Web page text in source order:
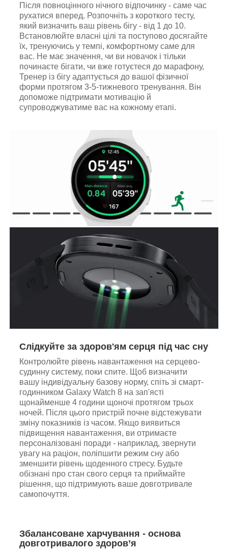
Після повноцінного нічного відпочинку - саме час
рухатися вперед. Розпочніть з короткого тесту,
який визначить ваш рівень бігу - від 1 до 10.
Встановлюйте власні цілі та поступово досягайте
їх, тренуючись у темпі, комфортному саме для
вас. Не має значення, чи ви новачок і тільки
починаєте бігати, чи вже готуєтеся до марафону,
Тренер із бігу адаптується до вашої фізичної
форми протягом 3-5-тижневого тренування. Він
допоможе підтримати мотивацію й
супроводжуватиме вас на кожному етапі.
Слідкуйте за здоров'ям серця під час сну
Контролюйте рівень навантаження на серцево-
судинну систему, поки спите. Щоб визначити
вашу індивідуальну базову норму, спіть зі смарт-
годинником Galaxy Watch 8 на зап'ясті
щонайменше 4 години щоночі протягом трьох
ночей. Після цього пристрій почне відстежувати
зміну показників із часом. Якщо виявиться
підвищення навантаження, ви отримаєте
персоналізовані поради - наприклад, звернути
увагу на раціон, поліпшити режим сну або
зменшити рівень щоденного стресу. Будьте
обізнані про стан свого серця та приймайте
рішення, що підтримують ваше довготривале
самопочуття.
Збалансоване харчування - основа
довготривалого здоров’я